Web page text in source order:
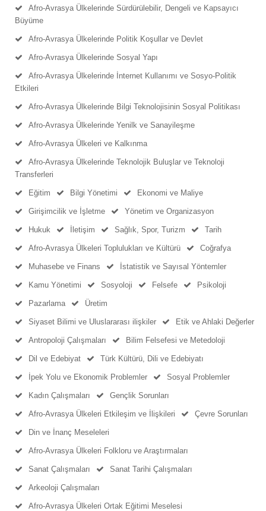
Afro-Avrasya Ülkelerinde Sürdürülebilir, Dengeli ve Kapsayıcı
Büyüme
Afro-Avrasya Ülkelerinde Politik Koşullar ve Devlet
Afro-Avrasya Ülkelerinde Sosyal Yapı
Afro-Avrasya Ülkelerinde İnternet Kullanımı ve Sosyo-Politik
Etkileri
Afro-Avrasya Ülkelerinde Bilgi Teknolojisinin Sosyal Politikası
Afro-Avrasya Ülkelerinde Yenilk ve Sanayileşme
Afro-Avrasya Ülkeleri ve Kalkınma
Afro-Avrasya Ülkelerinde Teknolojik Buluşlar ve Teknoloji
Transferleri
Eğitim Bilgi Yönetimi Ekonomi ve Maliye
Girişimcilik ve İşletme Yönetim ve Organizasyon
Hukuk İletişim Sağlık, Spor, Turizm Tarih
Afro-Avrasya Ülkeleri Toplulukları ve Kültürü Coğrafya
Muhasebe ve Finans İstatistik ve Sayısal Yöntemler
Kamu Yönetimi Sosyoloji Felsefe Psikoloji
Pazarlama Üretim
Siyaset Bilimi ve Uluslararası ilişkiler Etik ve Ahlaki Değerler
Antropoloji Çalışmaları Bilim Felsefesi ve Metedoloji
Dil ve Edebiyat Türk Kültürü, Dili ve Edebiyatı
İpek Yolu ve Ekonomik Problemler Sosyal Problemler
Kadın Çalışmaları Gençlik Sorunları
Afro-Avrasya Ülkeleri Etkileşim ve İlişkileri Çevre Sorunları
Din ve İnanç Meseleleri
Afro-Avrasya Ülkeleri Folkloru ve Araştırmaları
Sanat Çalışmaları Sanat Tarihi Çalışmaları
Arkeoloji Çalışmaları
Afro-Avrasya Ülkeleri Ortak Eğitimi Meselesi